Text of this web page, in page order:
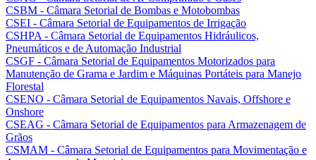
CSBM - Câmara Setorial de Bombas e Motobombas
CSEI - Câmara Setorial de Equipamentos de Irrigação
CSHPA - Câmara Setorial de Equipamentos Hidráulicos,
Pneumáticos e de Automação Industrial
CSGF - Câmara Setorial de Equipamentos Motorizados para
Manutenção de Grama e Jardim e Máquinas Portáteis para Manejo
Florestal
CSENO - Câmara Setorial de Equipamentos Navais, Offshore e
Onshore
CSEAG - Câmara Setorial de Equipamentos para Armazenagem de
Grãos
CSMAM - Câmara Setorial de Equipamentos para Movimentação e